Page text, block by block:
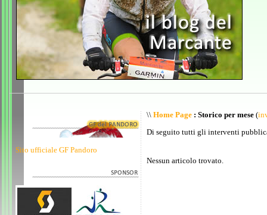
Sito ufficiale GF Pandoro
\\ Home Page : Storico per mese (
Di seguito tutti gli interventi
Nessun articolo trovato.